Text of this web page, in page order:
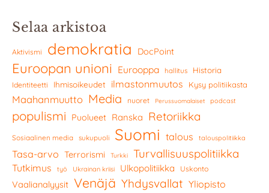
Selaa arkistoa
Aktivismi demokratia DocPoint
Euroopan unioni Eurooppa hallitus Historia
Identiteetti Ihmisoikeudet ilmastonmuutos Kysy politiikasta
Maahanmuutto Media nuoret Perussuomalaiset podcast
populismi Puolueet Ranska Retoriikka
Sosiaalinen media sukupuoli Suomi talous talouspolitiikka
Tasa-arvo Terrorismi Turkki Turvallisuuspolitiikka
Tutkimus työ Ukrainan kriisi Ulkopolitiikka Uskonto
Vaalianalyysit Venäjä Yhdysvallat Yliopisto